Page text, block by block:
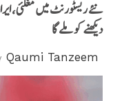
نئے ریسٹورنٹ میں مغلئی،
دیکھنے کو ملے گا
Qaumi Tanzeem